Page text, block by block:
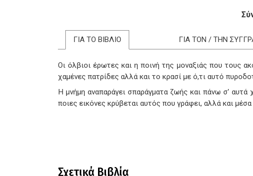
ΓΙΑ ΤΟ ΒΙΒΛΙΟ ΓΙΑ ΤΟΝ / ΤΗΝ
Οι όλβιοι έρωτες και η ποινή της μοναξιάς που τους
χαμένες πατρίδες αλλά και το κρασί με ό,τι αυτό
Η μνήμη αναπαράγει σπαράγματα ζωής και πάνω σ’
ποιες εικόνες κρύβεται αυτός που γράφει, αλλά και
Σχετικά Βιβλία